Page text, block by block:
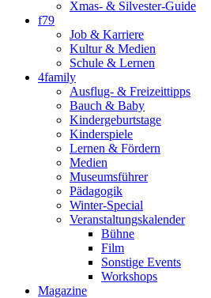
Xmas- & Silvester-Guide
f79
Job & Karriere
Kultur & Medien
Schule & Lernen
4family
Ausflug- & Freizeittipps
Bauch & Baby
Kindergeburtstage
Kinderspiele
Lernen & Fördern
Medien
Museumsführer
Pädagogik
Winter-Special
Veranstaltungskalender
Bühne
Film
Sonstige Events
Workshops
Magazine